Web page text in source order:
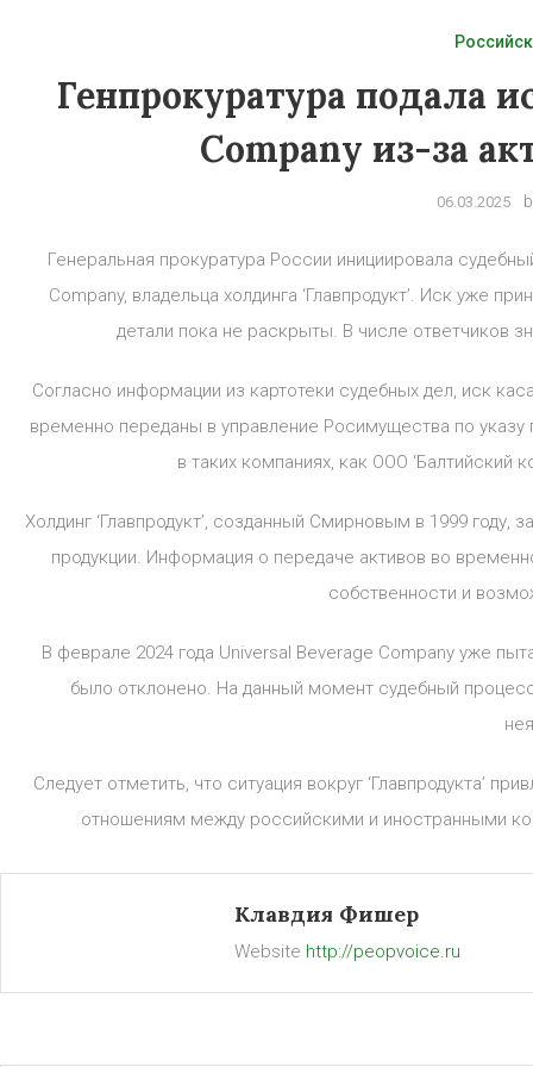
Генпрокуратура подала
Company из-за
06.03.2025
Генеральная прокуратура России инициировала
Company, владельца холдинга ‘Главпродукт’. Иск уже
детали пока не раскрыты. В числе ответчиков
Согласно информации из картотеки судебных дел, иск
временно переданы в управление Росимущества по
в таких компаниях, как ООО ‘Балтийский
Холдинг ‘Главпродукт’, созданный Смирновым в 1999
продукции. Информация о передаче активов во
собственности и
В феврале 2024 года Universal Beverage Company уже
было отклонено. На данный момент судебный
Следует отметить, что ситуация вокруг ‘Главпродукта’
отношениям между российскими и иностранными
Клавдия Фишер
Website http://peopvoice.ru